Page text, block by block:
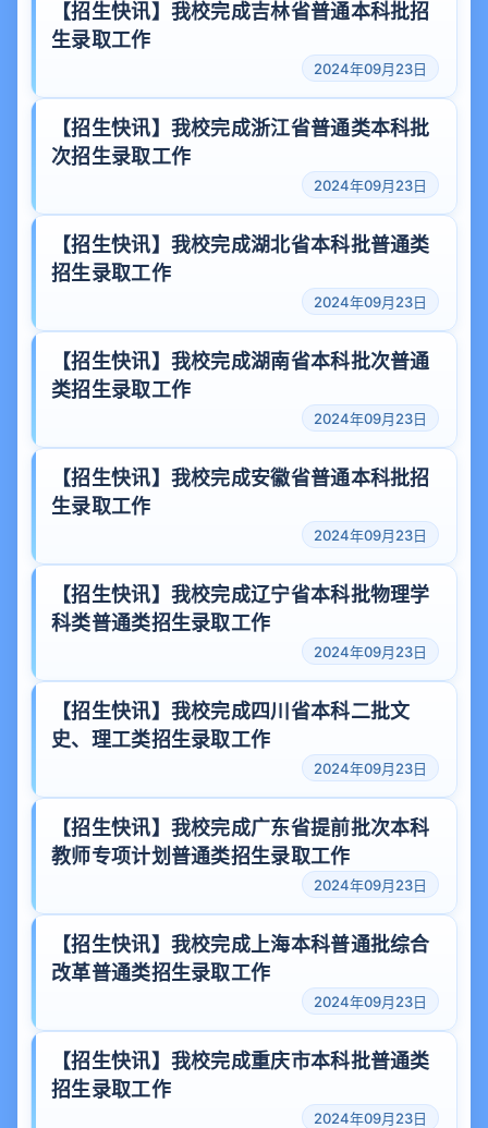
【招生快讯】我校完成吉林省普通本科批招
生录取工作
2024年09月23日
【招生快讯】我校完成浙江省普通类本科批
次招生录取工作
2024年09月23日
【招生快讯】我校完成湖北省本科批普通类
招生录取工作
2024年09月23日
【招生快讯】我校完成湖南省本科批次普通
类招生录取工作
2024年09月23日
【招生快讯】我校完成安徽省普通本科批招
生录取工作
2024年09月23日
【招生快讯】我校完成辽宁省本科批物理学
科类普通类招生录取工作
2024年09月23日
【招生快讯】我校完成四川省本科二批文
史、理工类招生录取工作
2024年09月23日
【招生快讯】我校完成广东省提前批次本科
教师专项计划普通类招生录取工作
2024年09月23日
【招生快讯】我校完成上海本科普通批综合
改革普通类招生录取工作
2024年09月23日
【招生快讯】我校完成重庆市本科批普通类
招生录取工作
2024年09月23日